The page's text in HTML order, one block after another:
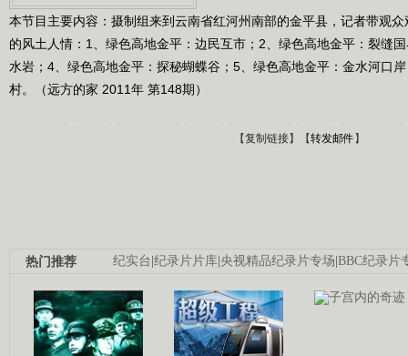
本节目主要内容：摄制组来到云南省红河州南部的金平县，记者带观
的风土人情：1、绿色高地金平：边民互市；2、绿色高地金平：裂缝
水岩；4、绿色高地金平：探秘蝴蝶谷；5、绿色高地金平：金水河口
村。（远方的家 2011年 第148期）
【复制链接】【转发邮件】
纪实台|纪录片片库|央视精品纪录片专场|BBC纪录片
热门推荐